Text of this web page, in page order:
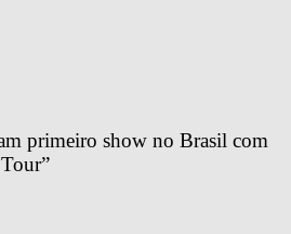
primeiro show no Brasil com